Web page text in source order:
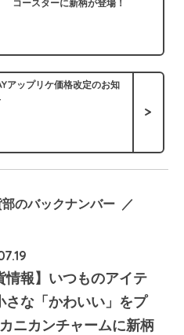
コースターに新柄が登場！
アップリケ価格改定のお知
>
のバックナンバー ／
情報】いつものアイテ
さな「かわいい」をプ
ニカンチャームに新柄